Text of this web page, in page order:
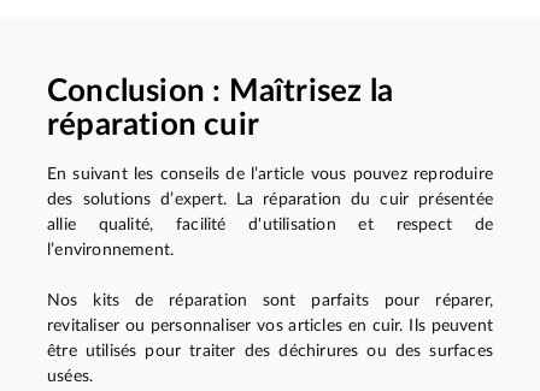
Conclusion : Maîtrisez la
réparation cuir
En suivant les conseils de l’article vous pouvez reproduire
des solutions d’expert. La réparation du cuir présentée
allie qualité, facilité d'utilisation et respect de
l’environnement.
Nos kits de réparation sont parfaits pour réparer,
revitaliser ou personnaliser vos articles en cuir. Ils peuvent
être utilisés pour traiter des déchirures ou des surfaces
usées.